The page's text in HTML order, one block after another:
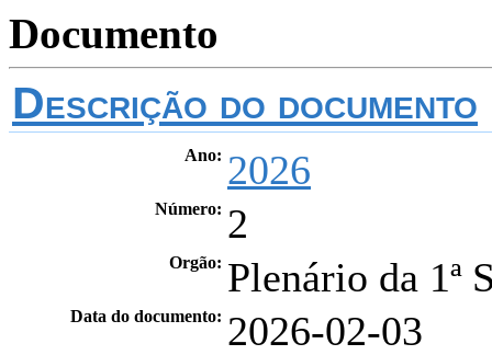
Documento
Descrição do documento
Ano: 2026
Número: 2
Orgão: Plenário da 1ª
Data do documento: 2026-02-03